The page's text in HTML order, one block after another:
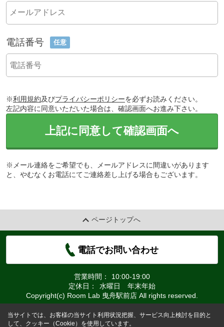
電話番号 任意
※利用規約及びプライバシーポリシーを必ずお読みください。
左記内容に同意いただいた場合は、確認画面へお進み下さい。
上記に同意して確認画面へ
※メール連絡をご希望でも、メールアドレスに間違いがあります
と、やむなくお電話にてご連絡差し上げる場合もございます。
ページトップへ
電話でお問い合わせ
営業時間：
10:00-19:00
定休日：
水曜日 年末年始
Copyright(c) Room Lab 曳舟駅前店 All rights reserved.
当サイトでは、お客様の当サイト利用状況把握、サービス向上検討を目的と
して、クッキー（Cookie）を使用しています。